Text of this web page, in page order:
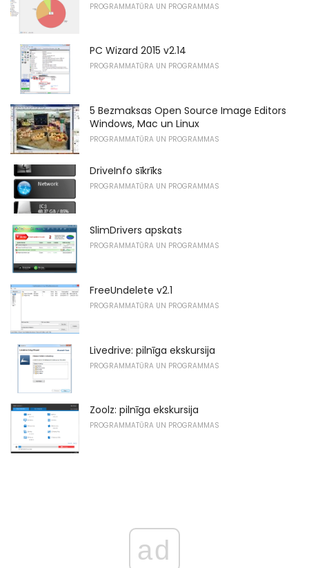
PROGRAMMATŪRA UN PROGRAMMAS
PC Wizard 2015 v2.14
PROGRAMMATŪRA UN PROGRAMMAS
5 Bezmaksas Open Source Image Editors
Windows, Mac un Linux
PROGRAMMATŪRA UN PROGRAMMAS
DriveInfo sīkrīks
PROGRAMMATŪRA UN PROGRAMMAS
SlimDrivers apskats
PROGRAMMATŪRA UN PROGRAMMAS
FreeUndelete v2.1
PROGRAMMATŪRA UN PROGRAMMAS
Livedrive: pilnīga ekskursija
PROGRAMMATŪRA UN PROGRAMMAS
Zoolz: pilnīga ekskursija
PROGRAMMATŪRA UN PROGRAMMAS
ad